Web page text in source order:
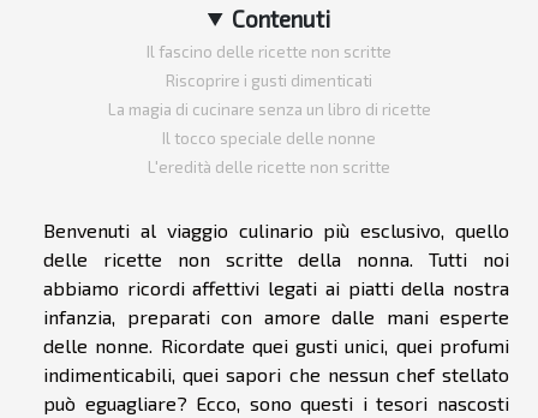
Contenuti
Il fascino delle ricette non scritte
Riscoprire i gusti dimenticati
La magia di cucinare senza un libro di ricette
Il tocco speciale delle nonne
L'eredità delle ricette non scritte
Benvenuti al viaggio culinario più esclusivo, quello
delle ricette non scritte della nonna. Tutti noi
abbiamo ricordi affettivi legati ai piatti della nostra
infanzia, preparati con amore dalle mani esperte
delle nonne. Ricordate quei gusti unici, quei profumi
indimenticabili, quei sapori che nessun chef stellato
può eguagliare? Ecco, sono questi i tesori nascosti